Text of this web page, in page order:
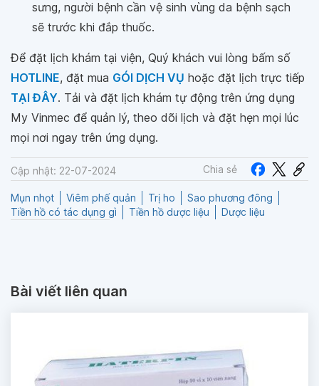
sưng, người bệnh cần vệ sinh vùng da bệnh sạch
sẽ trước khi đắp thuốc.
Để đặt lịch khám tại viện, Quý khách vui lòng bấm số
HOTLINE, đặt mua GÓI DỊCH VỤ hoặc đặt lịch trực tiếp
TẠI ĐÂY. Tải và đặt lịch khám tự động trên ứng dụng
My Vinmec để quản lý, theo dõi lịch và đặt hẹn mọi lúc
mọi nơi ngay trên ứng dụng.
Cập nhật: 22-07-2024 Chia sẻ
Mụn nhọt Viêm phế quản Trị ho
Sao phương đông
Tiền hồ có tác dụng gì
Tiền hồ dược liệu Dược liệu
Bài viết liên quan